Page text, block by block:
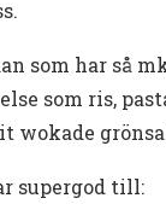
som har så
som ris,
wokade
supergod till: